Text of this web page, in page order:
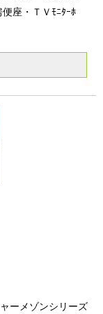
座・ＴＶﾓﾆﾀｰﾎ
ーメゾンシリーズ